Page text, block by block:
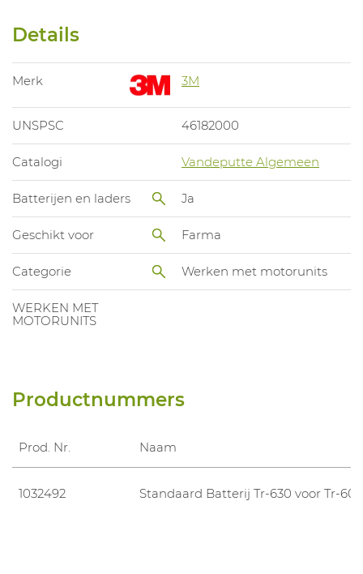
Details
Merk 3M
UNSPSC 46182000
Catalogi Vandeputte Algemeen
Batterijen en laders Ja
Geschikt voor Farma
Categorie Werken met motorunits
WERKEN MET
MOTORUNITS
Productnummers
Prod. Nr. Naam
1032492 Standaard Batterij Tr-630 voor Tr-600